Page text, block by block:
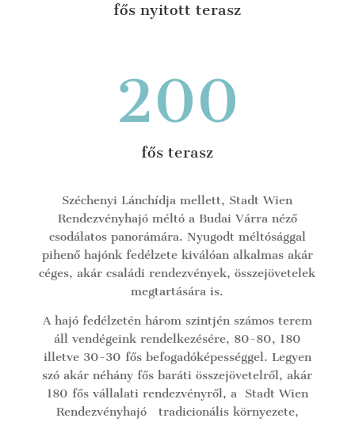
fős nyitott terasz
200
fős terasz
Széchenyi Lánchídja mellett, Stadt Wien
Rendezvényhajó méltó a Budai Várra néző
csodálatos panorámára. Nyugodt méltósággal
pihenő hajónk fedélzete kiválóan alkalmas akár
céges, akár családi rendezvények, összejövetelek
megtartására is.
A hajó fedélzetén három szintjén számos terem
áll vendégeink rendelkezésére, 80-80, 180
illetve 30-30 fős befogadóképességgel. Legyen
szó akár néhány fős baráti összejövetelről, akár
180 fős vállalati rendezvényről, a Stadt Wien
Rendezvényhajó tradicionális környezete,